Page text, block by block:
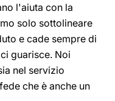
l'aiuta con la
solo sottolineare
e cade sempre di
guarisce. Noi
nel servizio
che è anche un